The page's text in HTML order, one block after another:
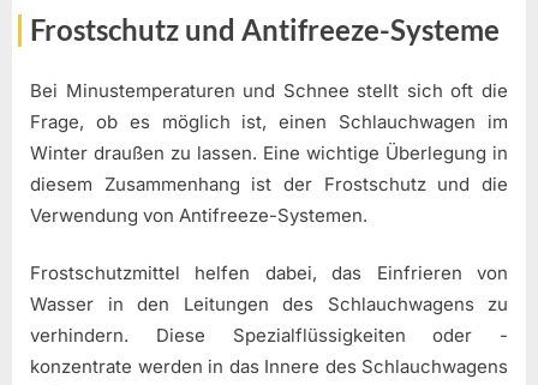
Frostschutz und Antifreeze-Systeme
Bei Minustemperaturen und Schnee stellt sich oft die
Frage, ob es möglich ist, einen Schlauchwagen im
Winter draußen zu lassen. Eine wichtige Überlegung in
diesem Zusammenhang ist der Frostschutz und die
Verwendung von Antifreeze-Systemen.
Frostschutzmittel helfen dabei, das Einfrieren von
Wasser in den Leitungen des Schlauchwagens zu
verhindern. Diese Spezialflüssigkeiten oder -
konzentrate werden in das Innere des Schlauchwagens